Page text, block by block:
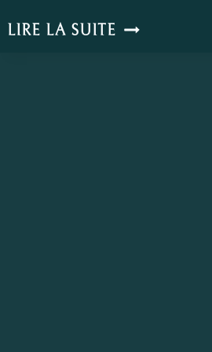
LIRE LA SUITE C’EST